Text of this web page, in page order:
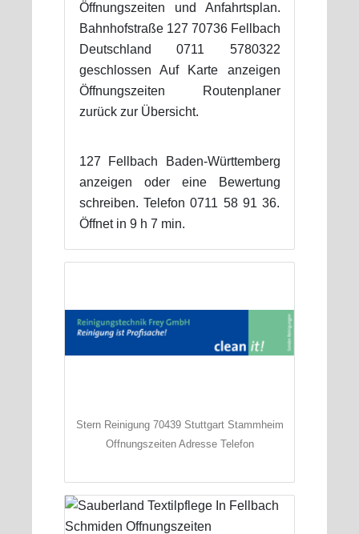
Öffnungszeiten und Anfahrtsplan.
Bahnhofstraße 127 70736 Fellbach
Deutschland 0711 5780322
geschlossen Auf Karte anzeigen
Öffnungszeiten Routenplaner
zurück zur Übersicht.
127 Fellbach Baden-Württemberg
anzeigen oder eine Bewertung
schreiben. Telefon 0711 58 91 36.
Öffnet in 9 h 7 min.
Stern Reinigung 70439 Stuttgart Stammheim
Offnungszeiten Adresse Telefon